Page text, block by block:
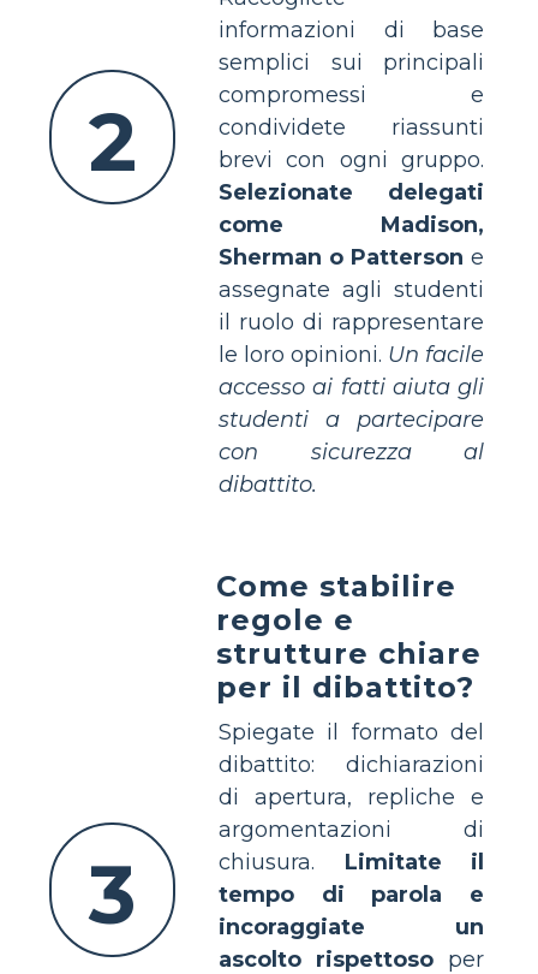
2
informazioni di base
semplici sui principali
compromessi e
condividete riassunti
brevi con ogni gruppo.
Selezionate delegati
come Madison,
Sherman o Patterson e
assegnate agli studenti
il ruolo di rappresentare
le loro opinioni. Un facile
accesso ai fatti aiuta gli
studenti a partecipare
con sicurezza al
dibattito.
3
Come stabilire
regole e
strutture chiare
per il dibattito?
Spiegate il formato del
dibattito: dichiarazioni
di apertura, repliche e
argomentazioni di
chiusura. Limitate il
tempo di parola e
incoraggiate un
ascolto rispettoso per